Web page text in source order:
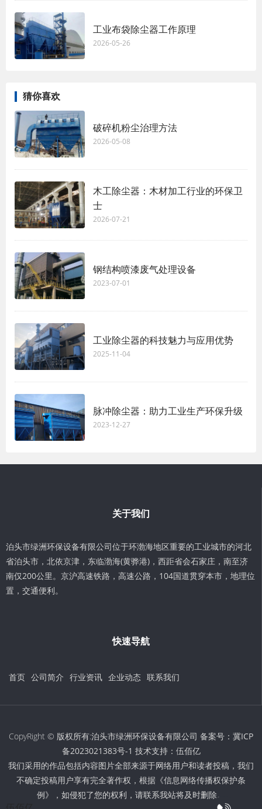
工业布袋除尘器工作原理
2026-05-26
猜你喜欢
破碎机粉尘治理方法
2026-05-08
木工除尘器：木材加工行业的环保卫
士
2026-07-21
钢结构喷漆废气处理设备
2023-07-01
工业除尘器的科技魅力与应用优势
2025-11-04
脉冲除尘器：助力工业生产环保升级
2023-12-27
关于我们
泊头市绿洲环保设备有限公司位于环渤海地区重要的工业城市的河北
省泊头市，北依京津，东临渤海(黄骅港)，西距省会石家庄，南至济
南仅200公里。京沪高速铁路，高速公路，104国道贯穿本市，地理位
置，交通便利。
快速导航
首页 公司简介 行业资讯 企业动态 联系我们
CopyRight © 版权所有:泊头市绿洲环保设备有限公司 备案号： 冀ICP
备2023021383号-1 技术支持： 伍佰亿
我们采用的作品包括内容图片全部来源于网络用户和读者投稿，我们
不确定投稿用户享有完全著作权，根据《信息网络传播权保护条
例》，如侵犯了您的权利，请联系我站将及时删除。